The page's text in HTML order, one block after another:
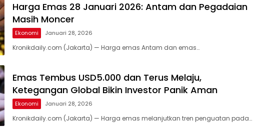
Harga Emas 28 Januari 2026: Antam dan Pegadaian
Masih Moncer
Ekonomi Januari 28, 2026
Kronikdaily.com (Jakarta) — Harga emas Antam dan emas…
Emas Tembus USD5.000 dan Terus Melaju,
Ketegangan Global Bikin Investor Panik Aman
Ekonomi Januari 28, 2026
Kronikdaily.com (Jakarta) — Harga emas melanjutkan tren penguatan pada…